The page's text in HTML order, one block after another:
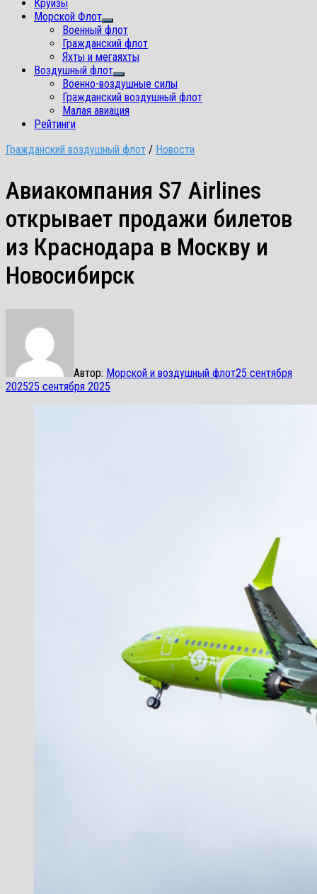
Круизы
Морской Флот
Показать
подменю
Военный флот
Гражданский флот
Яхты и мегаяхты
Воздушный флот
Показать
подменю
Военно-воздушные силы
Гражданский воздушный флот
Малая авиация
Рейтинги
Гражданский воздушный флот / Новости
Авиакомпания S7 Airlines
открывает продажи билетов
из Краснодара в Москву и
Новосибирск
Автор: Морской и воздушный флот25 сентября
202525 сентября 2025